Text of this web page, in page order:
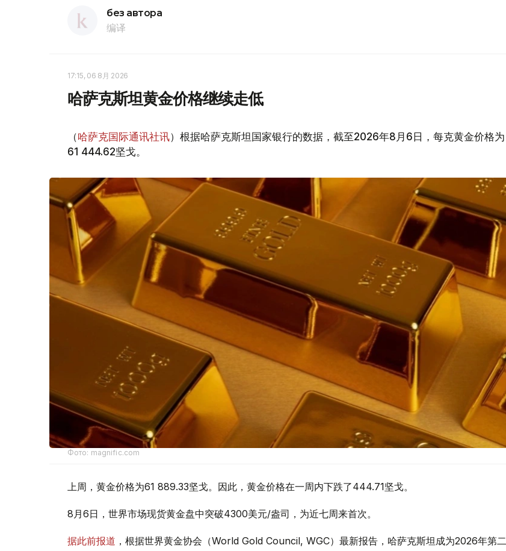
без автора
编译
17:15, 06 8月 2026
哈萨克斯坦黄金价格继续走低
（哈萨克国际通讯社讯）根据哈萨克斯坦国家银行的数据，截至2026年8月6日，每克黄金价格为
61 444.62坚戈。
Фото: magnific.com
上周，黄金价格为61 889.33坚戈。因此，黄金价格在一周内下跌了444.71坚戈。
8月6日，世界市场现货黄金盘中突破4300美元/盎司，为近七周来首次。
据此前报道 ，根据世界黄金协会（World Gold Council, WGC）最新报告，哈萨克斯坦成为2026年第二